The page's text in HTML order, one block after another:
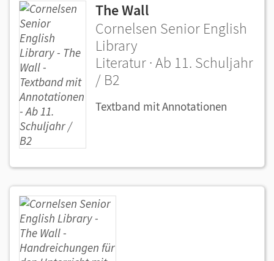
The Wall
Cornelsen Senior English
Library
Literatur · Ab 11. Schuljahr
/ B2
Textband mit Annotationen